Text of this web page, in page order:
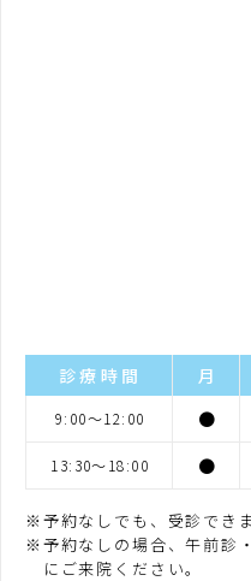
診療時間 月
9:00〜12:00 ●
13:30〜18:00 ●
予約なしでも、受診できま
予約なしの場合、午前診
にご来院ください。